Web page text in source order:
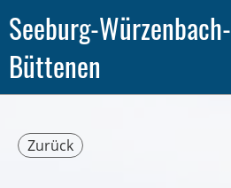
Seeburg-Würzenbach-
Büttenen
Zurück